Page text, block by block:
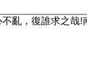
亂，復誰求之哉!